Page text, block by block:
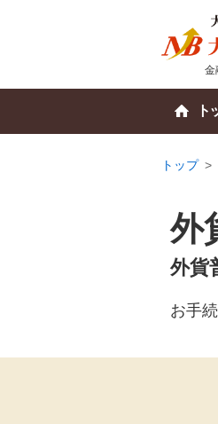
金
ト
トップ >
外
外貨
お手